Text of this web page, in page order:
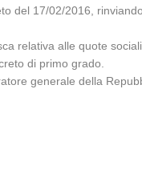
del 17/02/2016,
relativa alle quote
di primo grado.
generale della